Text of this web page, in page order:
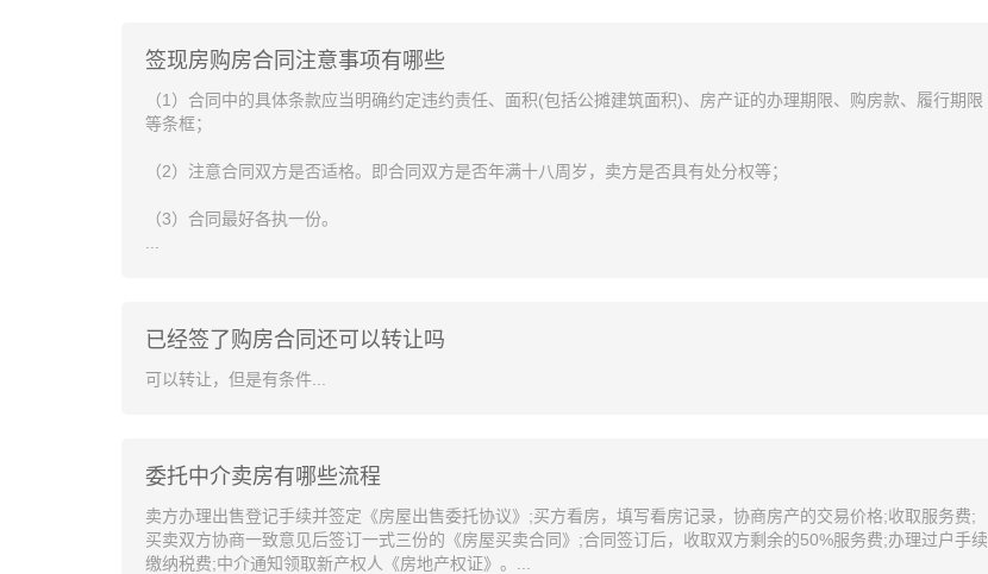
签现房购房合同注意事项有哪些
（1）合同中的具体条款应当明确约定违约责任、面积(包括公摊建筑面积)、房产证的办理期限、购房款、履行期限
等条框；
（2）注意合同双方是否适格。即合同双方是否年满十八周岁，卖方是否具有处分权等；
（3）合同最好各执一份。
已经签了购房合同还可以转让吗
可以转让，但是有条件...
委托中介卖房有哪些流程
卖方办理出售登记手续并签定《房屋出售委托协议》;买方看房，填写看房记录，协商房产的交易价格;收取服务费;
买卖双方协商一致意见后签订一式三份的《房屋买卖合同》;合同签订后，收取双方剩余的50%服务费;办理过户手续
缴纳税费;中介通知领取新产权人《房地产权证》。...